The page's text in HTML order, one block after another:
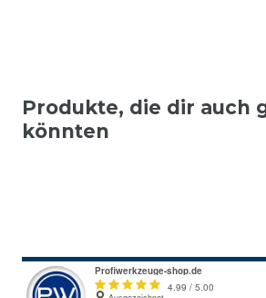
Produkte, die dir auch
könnten